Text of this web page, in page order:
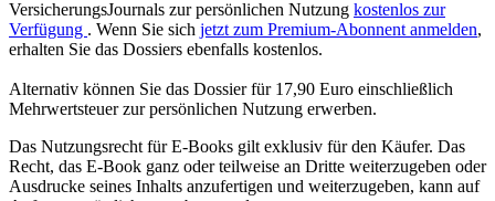
VersicherungsJournals zur persönlichen Nutzung kostenlos zur
Verfügung . Wenn Sie sich jetzt zum Premium-Abonnent anmelden,
erhalten Sie das Dossiers ebenfalls kostenlos.
Alternativ können Sie das Dossier für 17,90 Euro einschließlich
Mehrwertsteuer zur persönlichen Nutzung erwerben.
Das Nutzungsrecht für E-Books gilt exklusiv für den Käufer. Das
Recht, das E-Book ganz oder teilweise an Dritte weiterzugeben oder
Ausdrucke seines Inhalts anzufertigen und weiterzugeben, kann auf